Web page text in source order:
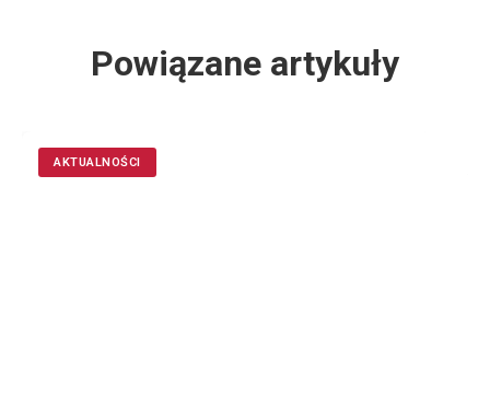
Powiązane artykuły
AKTUALNOŚCI